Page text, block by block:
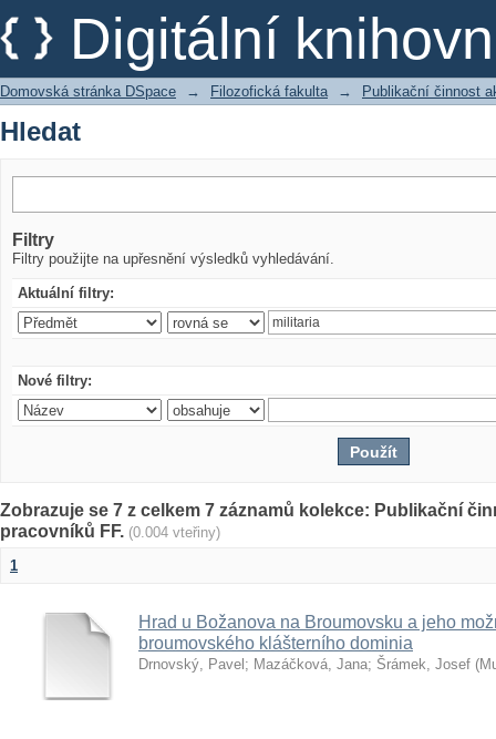
Digitální
Hledat
Domovská stránka DSpace → Filozofická fakulta → Publikační činnost
Hledat
Filtry
Filtry použijte na upřesnění výsledků vyhledávání.
Aktuální filtry:
Nové filtry:
Zobrazuje se 7 z celkem 7 záznamů kolekce: Publikační
pracovníků FF. (0.004 vteřiny)
1
Hrad u Božanova na Broumovsku a jeho
broumovského klášterního dominia
Drnovský, Pavel ; Mazáčková, Jana; Šrámek, Josef (